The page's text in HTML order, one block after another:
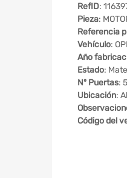
RefID:
Pieza:
Referencia
Vehículo:
Año
Estado:
Nº Puertas: 5
Ubicación:
Código del